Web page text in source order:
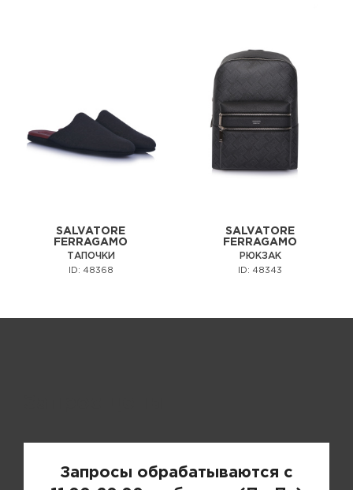
SALVATORE
FERRAGAMO
ТАПОЧКИ
ID: 48368
SALVATORE
FERRAGAMO
РЮКЗАК
ID: 48343
Запросы обрабатываются с